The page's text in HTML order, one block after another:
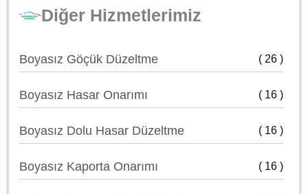
Diğer Hizmetlerimiz
Boyasız Göçük Düzeltme ( 26 )
Boyasız Hasar Onarımı ( 16 )
Boyasız Dolu Hasar Düzeltme ( 16 )
Boyasız Kaporta Onarımı ( 16 )